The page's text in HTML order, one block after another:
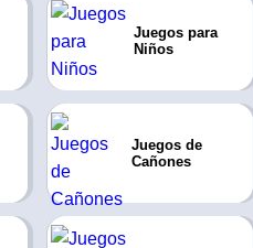
Juegos para
Niños
Juegos de
Cañones